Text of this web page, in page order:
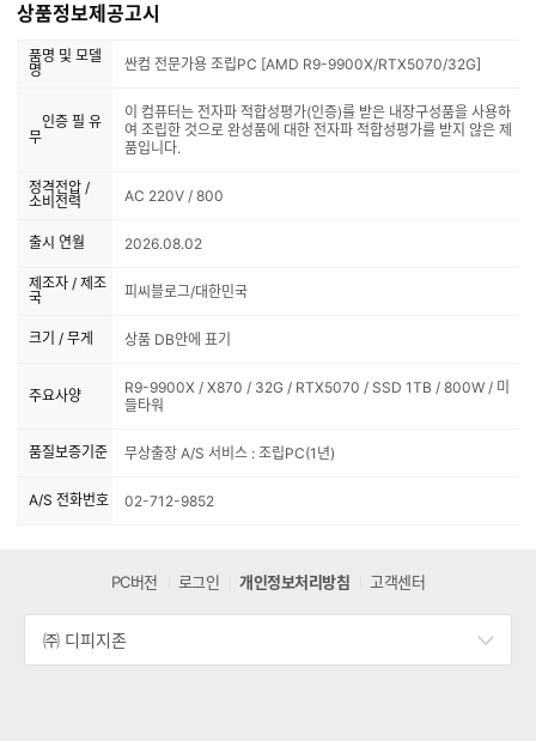
상품정보제공고시
품명 및 모델
명
싼컴 전문가용 조립PC [AMD R9-9900X/RTX5070/32G]
인증 필 유
무
이 컴퓨터는 전자파 적합성평가(인증)를 받은 내장구성품을 사용하
여 조립한 것으로 완성품에 대한 전자파 적합성평가를 받지 않은 제
품입니다.
정격전압 /
소비전력
AC 220V / 800
출시 연월 2026.08.02
제조자 / 제조
국
피씨블로그/대한민국
크기 / 무게 상품 DB안에 표기
주요사양
R9-9900X / X870 / 32G / RTX5070 / SSD 1TB / 800W / 미
들타워
품질보증기준 무상출장 A/S 서비스 : 조립PC(1년)
A/S 전화번호 02-712-9852
PC버전 로그인 개인정보처리방침 고객센터
㈜ 디피지존
세